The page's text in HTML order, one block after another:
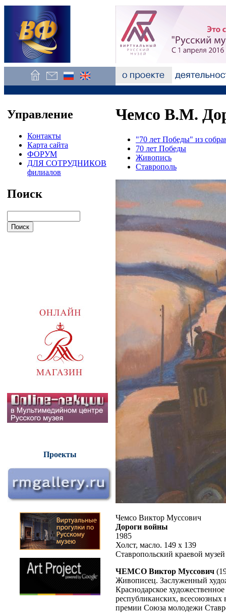
Управление
Контакты
Карта сайта
ФОРУМ
ДЛЯ СОТРУДНИКОВ
филиалов
Поиск
Проекты
Чемсо В.М.
"70 лет Победы" из
70 лет Победы
Живопись
Ставрополь
Чемсо Виктор Муссович
Дороги войны
1985
Холст, масло. 149 х 139
Ставропольский краевой
ЧЕМСО Виктор Муссович
Живописец. Заслуженный
Краснодарское
республиканских, всесоюзных
премии Союза молодежи